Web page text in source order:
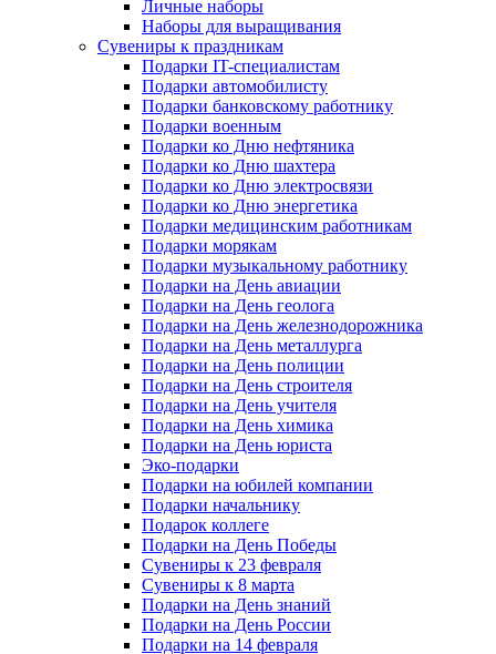
Личные наборы
Наборы для выращивания
Сувениры к праздникам
Подарки IT-специалистам
Подарки автомобилисту
Подарки банковскому работнику
Подарки военным
Подарки ко Дню нефтяника
Подарки ко Дню шахтера
Подарки ко Дню электросвязи
Подарки ко Дню энергетика
Подарки медицинским работникам
Подарки морякам
Подарки музыкальному работнику
Подарки на День авиации
Подарки на День геолога
Подарки на День железнодорожника
Подарки на День металлурга
Подарки на День полиции
Подарки на День строителя
Подарки на День учителя
Подарки на День химика
Подарки на День юриста
Эко-подарки
Подарки на юбилей компании
Подарки начальнику
Подарок коллеге
Подарки на День Победы
Сувениры к 23 февраля
Сувениры к 8 марта
Подарки на День знаний
Подарки на День России
Подарки на 14 февраля